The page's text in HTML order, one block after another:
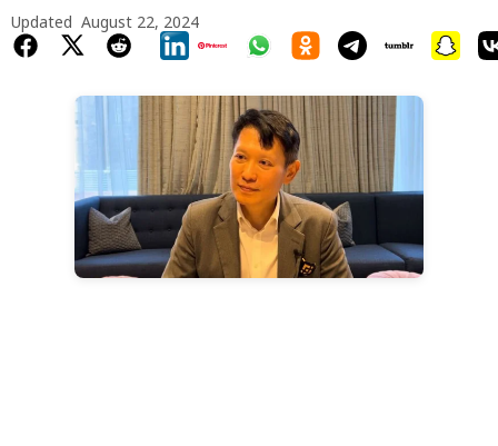
Chia
Updated August 22, 2024